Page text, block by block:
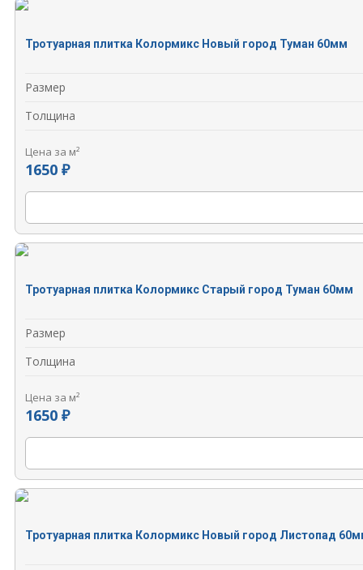
Тротуарная плитка Колормикс Новый город Туман 60мм
Размер
Толщина
Цена за м²
1650 ₽
Тротуарная плитка Колормикс Старый город Туман 60мм
Размер
Толщина
Цена за м²
1650 ₽
Тротуарная плитка Колормикс Новый город Листопад